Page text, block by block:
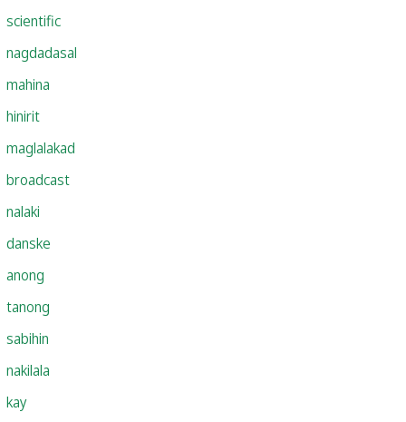
scientific
nagdadasal
mahina
hinirit
maglalakad
broadcast
nalaki
danske
anong
tanong
sabihin
nakilala
kay